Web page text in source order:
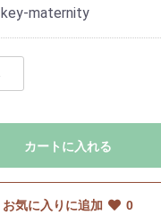
key-maternity
カートに入れる
お気に入りに追加 0